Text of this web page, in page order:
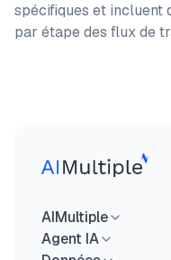
spécifiques et incluent
par étape des flux de
AIMultiple
Agent IA